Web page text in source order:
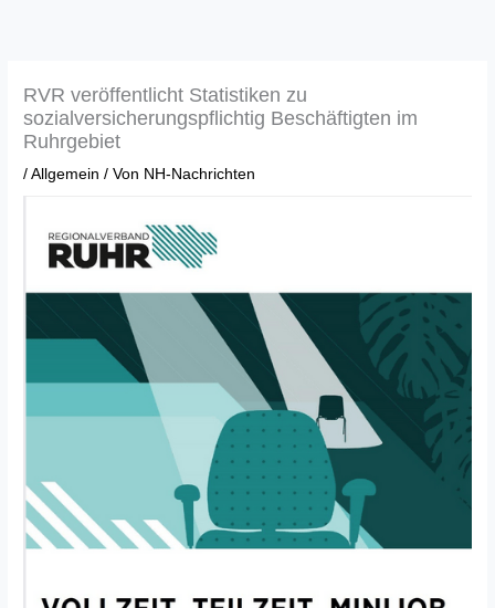
RVR veröffentlicht Statistiken zu
sozialversicherungspflichtig Beschäftigten im
Ruhrgebiet
/Allgemein / Von NH-Nachrichten